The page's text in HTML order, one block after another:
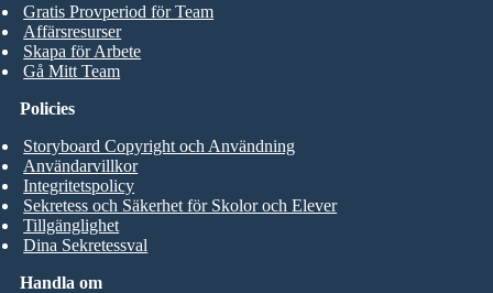
Gratis Provperiod för Team
Affärsresurser
Skapa för Arbete
Gå Mitt Team
Handla om
Policies
Storyboard Copyright och Användning
Användarvillkor
Integritetspolicy
Sekretess och Säkerhet för Skolor och Elever
Tillgänglighet
Dina Sekretessval